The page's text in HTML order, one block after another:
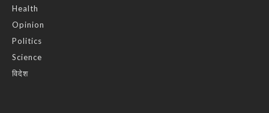
Health
Opinion
Politics
Science
विदेश